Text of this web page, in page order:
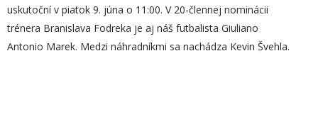
uskutoční v piatok 9. júna o 11:00. V 20-člennej nominácii
trénera Branislava Fodreka je aj náš futbalista Giuliano
Antonio Marek. Medzi náhradníkmi sa nachádza Kevin Švehla.